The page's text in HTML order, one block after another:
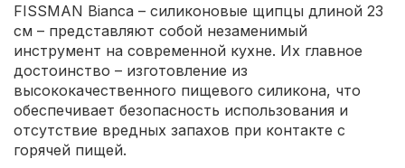
FISSMAN Bianca – силиконовые щипцы длиной 23
см – представляют собой незаменимый
инструмент на современной кухне. Их главное
достоинство – изготовление из
высококачественного пищевого силикона, что
обеспечивает безопасность использования и
отсутствие вредных запахов при контакте с
горячей пищей.